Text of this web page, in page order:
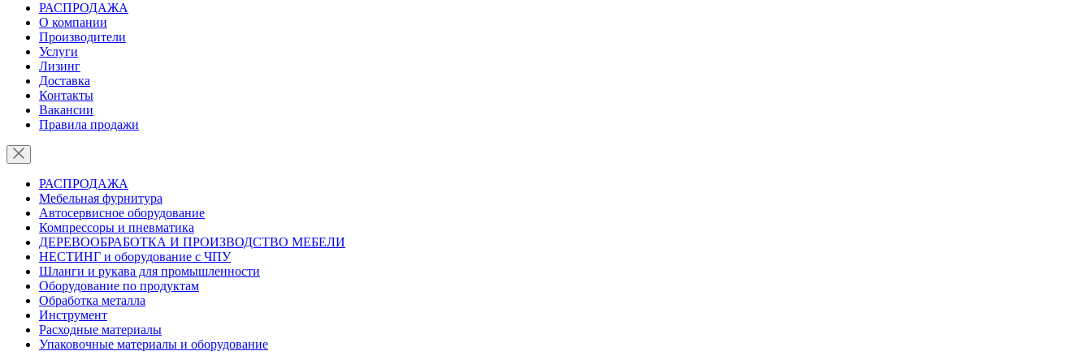
РАСПРОДАЖА
О компании
Производители
Услуги
Лизинг
Доставка
Контакты
Вакансии
Правила продажи
РАСПРОДАЖА
Мебельная фурнитура
Автосервисное оборудование
Компрессоры и пневматика
ДЕРЕВООБРАБОТКА И ПРОИЗВОДСТВО МЕБЕЛИ
НЕСТИНГ и оборудование с ЧПУ
Шланги и рукава для промышленности
Оборудование по продуктам
Обработка металла
Инструмент
Расходные материалы
Упаковочные материалы и оборудование